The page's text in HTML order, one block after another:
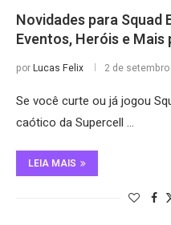
Novidades para Squad
Eventos, Heróis e
porLucas Felix 2 de
Se você curte ou já jogou
caótico da Supercell …
LEIA MAIS